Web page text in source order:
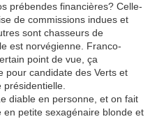
prébendes financières? Celle-
de commissions indues et
sont chasseurs de
est norvégienne. Franco-
point de vue, ça
pour candidate des Verts et
présidentielle.
diable en personne, et on fait
en petite sexagénaire blonde et